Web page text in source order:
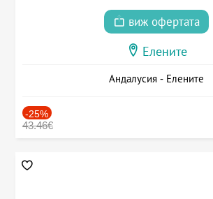
виж офертата
Елените
Андалусия - Елените
-25%
43.46€